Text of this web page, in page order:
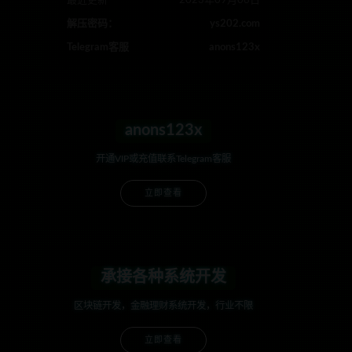
anons123x
开通VIP或充值联系Telegram客服
立即查看
承接各种系统开发
区块链开发，金融理财系统开发，行业不限
立即查看